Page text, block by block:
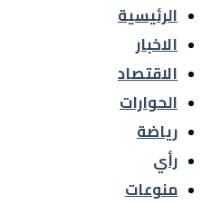
الرئيسية
الاخبار
الاقتصاد
الحوارات
رياضة
رأي
منوعات